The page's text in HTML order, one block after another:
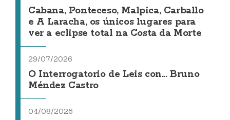
Cabana, Ponteceso, Malpica, Carballo
e A Laracha, os únicos lugares para
ver a eclipse total na Costa da Morte
29/07/2026
O Interrogatorio de Leis con... Bruno
Méndez Castro
04/08/2026